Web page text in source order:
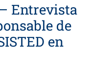
Entrevista
de
en